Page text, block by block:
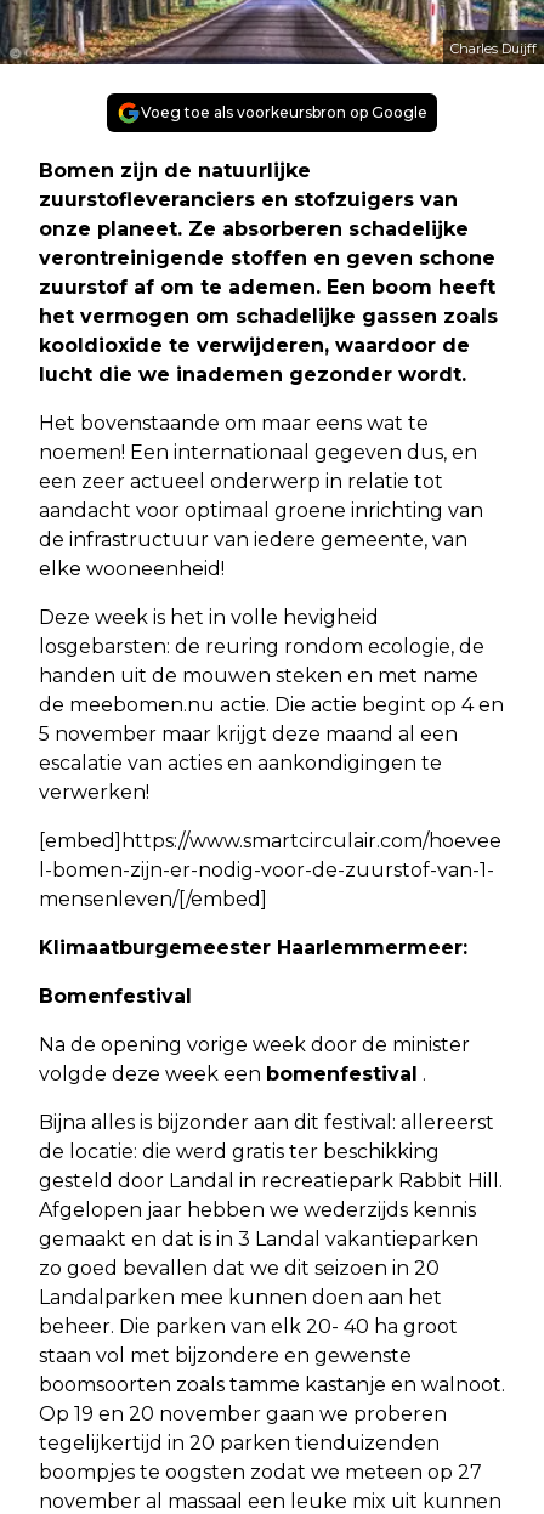
Charles Duijff
Voeg toe als voorkeursbron op Google
Bomen zijn de natuurlijke
zuurstofleveranciers en stofzuigers van
onze planeet. Ze absorberen schadelijke
verontreinigende stoffen en geven schone
zuurstof af om te ademen. Een boom heeft
het vermogen om schadelijke gassen zoals
kooldioxide te verwijderen, waardoor de
lucht die we inademen gezonder wordt.
Het bovenstaande om maar eens wat te
noemen! Een internationaal gegeven dus, en
een zeer actueel onderwerp in relatie tot
aandacht voor optimaal groene inrichting van
de infrastructuur van iedere gemeente, van
elke wooneenheid!
Deze week is het in volle hevigheid
losgebarsten: de reuring rondom ecologie, de
handen uit de mouwen steken en met name
de meebomen.nu actie. Die actie begint op 4 en
5 november maar krijgt deze maand al een
escalatie van acties en aankondigingen te
verwerken!
[embed]https://www.smartcirculair.com/hoevee
l-bomen-zijn-er-nodig-voor-de-zuurstof-van-1-
mensenleven/[/embed]
Klimaatburgemeester Haarlemmermeer:
Bomenfestival
Na de opening vorige week door de minister
volgde deze week een bomenfestival .
Bijna alles is bijzonder aan dit festival: allereerst
de locatie: die werd gratis ter beschikking
gesteld door Landal in recreatiepark Rabbit Hill.
Afgelopen jaar hebben we wederzijds kennis
gemaakt en dat is in 3 Landal vakantieparken
zo goed bevallen dat we dit seizoen in 20
Landalparken mee kunnen doen aan het
beheer. Die parken van elk 20- 40 ha groot
staan vol met bijzondere en gewenste
boomsoorten zoals tamme kastanje en walnoot.
Op 19 en 20 november gaan we proberen
tegelijkertijd in 20 parken tienduizenden
boompjes te oogsten zodat we meteen op 27
november al massaal een leuke mix uit kunnen